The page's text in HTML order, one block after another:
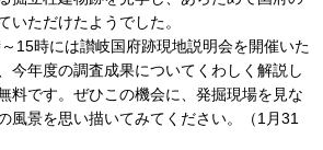
いただけたようでした。
15時には讃岐国府跡現地説明会を開催いた
今年度の調査成果についてくわしく解説し
料です。ぜひこの機会に、発掘現場を見な
風景を思い描いてみてください。（1月31